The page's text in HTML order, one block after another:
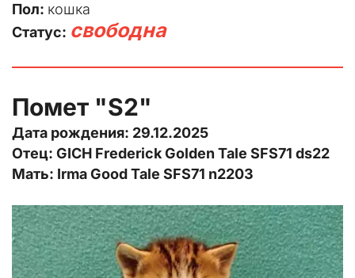
Пол: кошка
Статус: свободна
Помет "S2"
Дата рождения: 29.12.2025
Отец: GICH Frederick Golden Tale SFS71 ds22
Мать: Irma Good Tale SFS71 n2203